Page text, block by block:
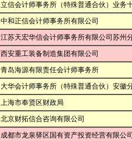
立信会计师事务所（特殊普通合伙）业务
中和正信会计师事务所有限公司
江苏天宏华信会计师事务所有限公司苏州
西安重工装备制造集团有限公司
青岛海源有限责任会计师事务所
大华会计师事务所（特殊普通合伙）安徽
上海市奉贤区财政局
北京财拓信合咨询有限公司
成都市龙泉驿区国有资产投资经营有限公